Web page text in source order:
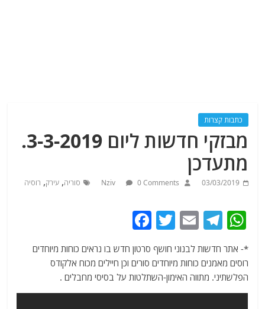
כתבות קצרות
מבזקי חדשות ליום 3-3-2019.
מתעדכן
03/03/2019
Nziv 0 Comments סוריה,עירק, רוסיה
W
at
s
A
T
el
e
g
ra
E
ai
l
T
itt
er
c
e
b
*- אתר חדשות לבנוני חושף סרטון חדש בו נראים כוחות מיוחדים
רוסים מאמנים כוחות מיוחדים סורים וכן חיילים מכוח אלקודס
הפלשתיני. מתווה האימון-השתלטות על בסיסי מחבלים .